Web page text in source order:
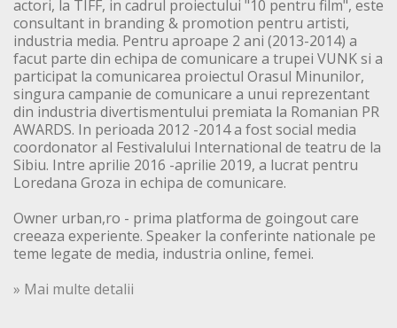
actori, la TIFF, in cadrul proiectului "10 pentru film", este
consultant in branding & promotion pentru artisti,
industria media. Pentru aproape 2 ani (2013-2014) a
facut parte din echipa de comunicare a trupei VUNK si a
participat la comunicarea proiectul Orasul Minunilor,
singura campanie de comunicare a unui reprezentant
din industria divertismentului premiata la Romanian PR
AWARDS. In perioada 2012 -2014 a fost social media
coordonator al Festivalului International de teatru de la
Sibiu. Intre aprilie 2016 -aprilie 2019, a lucrat pentru
Loredana Groza in echipa de comunicare.
Owner urban,ro - prima platforma de goingout care
creeaza experiente. Speaker la conferinte nationale pe
teme legate de media, industria online, femei.
» Mai multe detalii